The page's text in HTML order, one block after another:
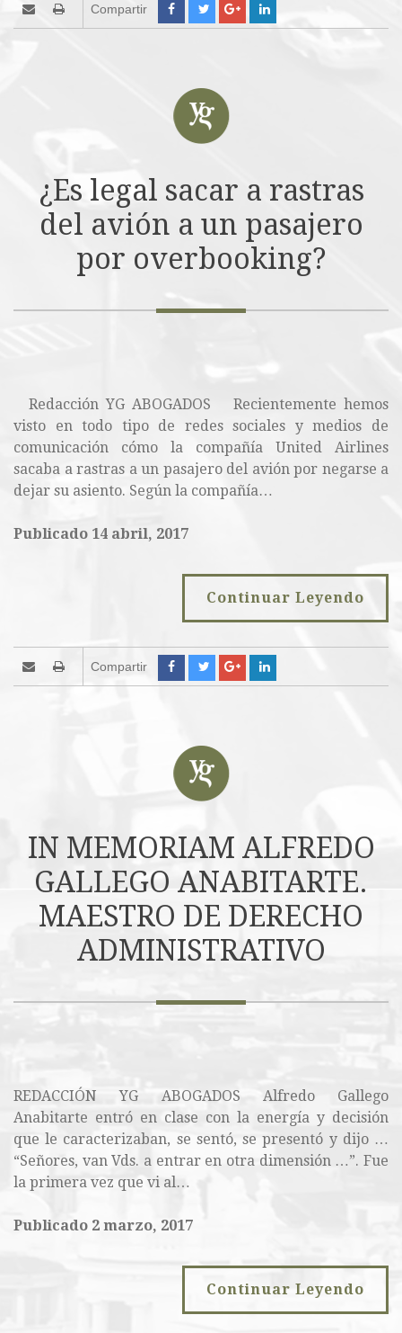
Compartir
¿Es legal sacar a rastras
del avión a un pasajero
por overbooking?
Redacción YG ABOGADOS Recientemente hemos
visto en todo tipo de redes sociales y medios de
comunicación cómo la compañía United Airlines
sacaba a rastras a un pasajero del avión por negarse a
dejar su asiento. Según la compañía…
Publicado 14 abril, 2017
Continuar Leyendo
Compartir
IN MEMORIAM ALFREDO
GALLEGO ANABITARTE.
MAESTRO DE DERECHO
ADMINISTRATIVO
REDACCIÓN YG ABOGADOS Alfredo Gallego
Anabitarte entró en clase con la energía y decisión
que le caracterizaban, se sentó, se presentó y dijo …
“Señores, van Vds. a entrar en otra dimensión …”. Fue
la primera vez que vi al…
Publicado 2 marzo, 2017
Continuar Leyendo